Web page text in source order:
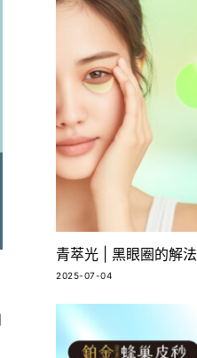
青萃光 | 黑眼圈的解法
2025-07-04